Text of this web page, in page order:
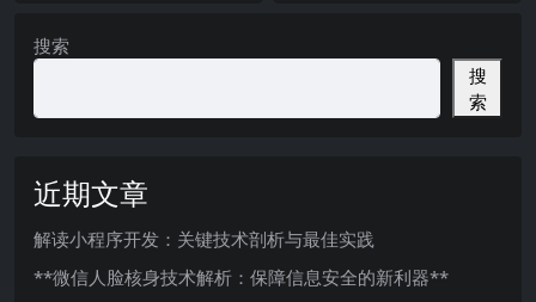
搜索
搜
索
近期文章
解读小程序开发：关键技术剖析与最佳实践
**微信人脸核身技术解析：保障信息安全的新利器**